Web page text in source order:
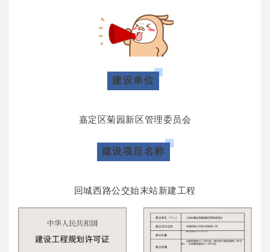
建设单位
嘉定区菊园新区管理委员会
建设项目名称
回城西路公交始末站新建工程